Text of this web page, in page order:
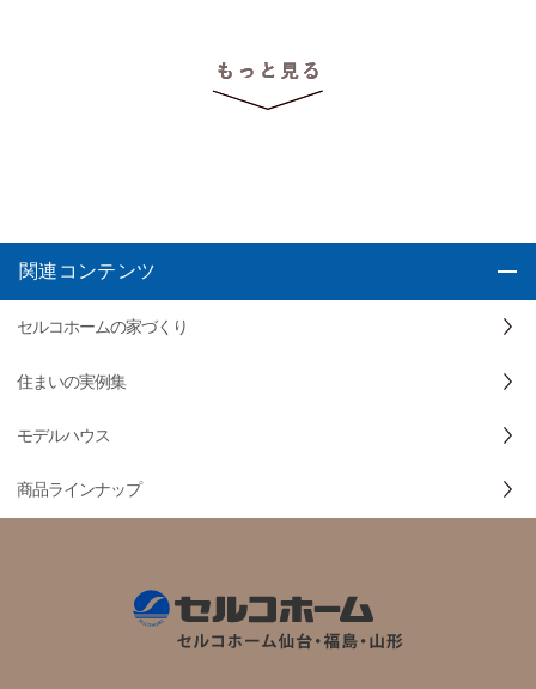
関連コンテンツ
セルコホームの家づくり
住まいの実例集
モデルハウス
商品ラインナップ